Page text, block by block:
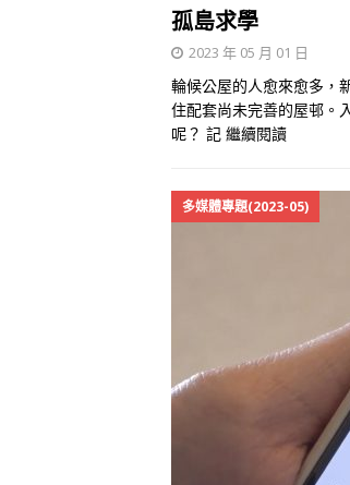
孤島求學
2023 年 05 月 01 日
輪候公屋的人愈來愈多，
住配套尚未完善的屋邨。
呢？ 記 繼續閱讀
多媒體專題(2023-05)